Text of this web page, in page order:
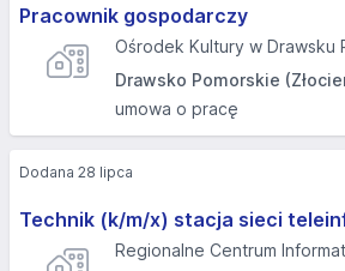
Pracownik gospodarczy
Ośrodek Kultury w Drawsku
Drawsko Pomorskie
umowa o pracę
Technik (k/m/x) stacja sieci
Regionalne Centrum
Dodana 28 lipca